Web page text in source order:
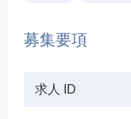
募集要項
求人 ID